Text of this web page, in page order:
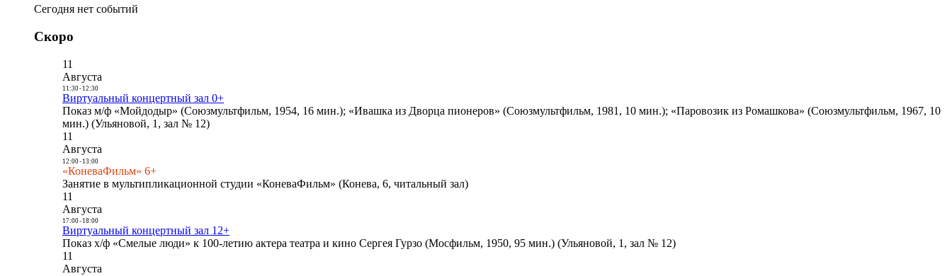
Сегодня нет событий
Скоро
11
Августа
11:30- 12:30
Виртуальный концертный зал 0+
Показ м/ф «Мойдодыр» (Союзмультфильм, 1954, 16 мин.); «Ивашка из Дворца пионеров» (Союзмультфильм, 1981, 10 мин.); «Паровозик из Ромашкова» (Союзмультфильм, 1967, 10
мин.) (Ульяновой, 1, зал № 12)
11
Августа
12:00- 13:00
«КоневаФильм» 6+
Занятие в мультипликационной студии «КоневаФильм» (Конева, 6, читальный зал)
11
Августа
17:00- 18:00
Виртуальный концертный зал 12+
Показ х/ф «Смелые люди» к 100-летию актера театра и кино Сергея Гурзо (Мосфильм, 1950, 95 мин.) (Ульяновой, 1, зал № 12)
11
Августа